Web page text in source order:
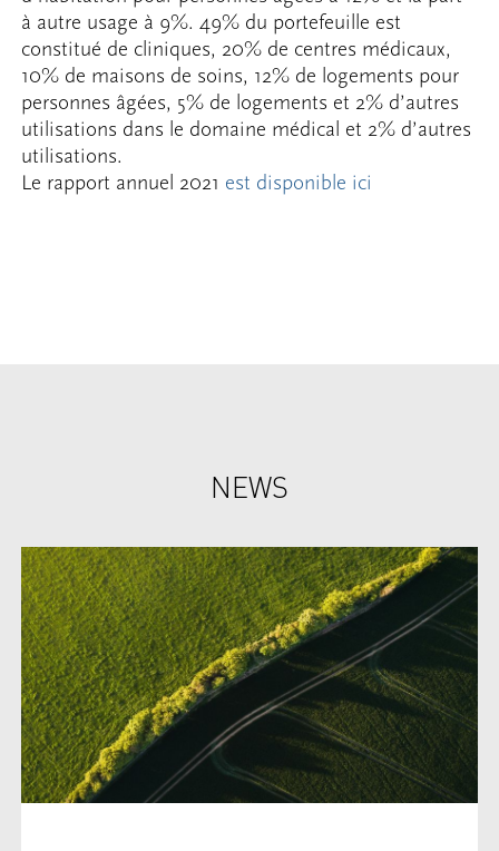
à autre usage à 9%. 49% du portefeuille est
constitué de cliniques, 20% de centres médicaux,
10% de maisons de soins, 12% de logements pour
personnes âgées, 5% de logements et 2% d’autres
utilisations dans le domaine médical et 2% d’autres
utilisations.
Le rapport annuel 2021 est disponible ici
NEWS